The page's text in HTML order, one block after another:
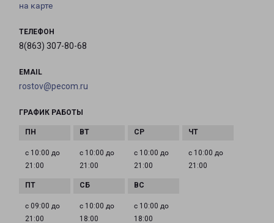
на карте
ТЕЛЕФОН
8(863) 307-80-68
EMAIL
rostov@pecom.ru
ГРАФИК РАБОТЫ
с 10:00 до
21:00
с 10:00 до
21:00
с 10:00 до
21:00
с 10:00 до
21:00
с 09:00 до
21:00
с 10:00 до
18:00
с 10:00 до
18:00